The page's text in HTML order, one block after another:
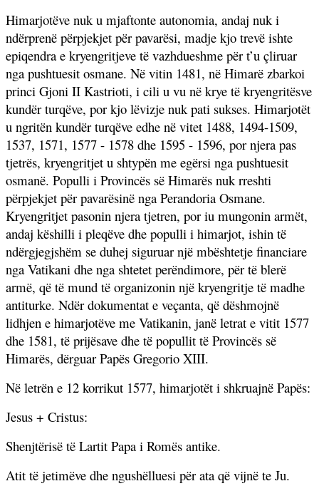
Himarjotëve nuk u mjaftonte autonomia, andaj nuk i
ndërprenë përpjekjet për pavarësi, madje kjo trevë ishte
epiqendra e kryengritjeve të vazhdueshme për t’u çliruar
nga pushtuesit osmane. Në vitin 1481, në Himarë zbarkoi
princi Gjoni II Kastrioti, i cili u vu në krye të kryengritësve
kundër turqëve, por kjo lëvizje nuk pati sukses. Himarjotët
u ngritën kundër turqëve edhe në vitet 1488, 1494-1509,
1537, 1571, 1577 - 1578 dhe 1595 - 1596, por njera pas
tjetrës, kryengritjet u shtypën me egërsi nga pushtuesit
osmanë. Populli i Provincës së Himarës nuk rreshti
përpjekjet për pavarësinë nga Perandoria Osmane.
Kryengritjet pasonin njera tjetren, por iu mungonin armët,
andaj këshilli i pleqëve dhe populli i himarjot, ishin të
ndërgjegjshëm se duhej siguruar një mbështetje financiare
nga Vatikani dhe nga shtetet perëndimore, për të blerë
armë, që të mund të organizonin një kryengritje të madhe
antiturke. Ndër dokumentat e veçanta, që dëshmojnë
lidhjen e himarjotëve me Vatikanin, janë letrat e vitit 1577
dhe 1581, të prijësave dhe të popullit të Provincës së
Himarës, dërguar Papës Gregorio XIII.
Në letrën e 12 korrikut 1577, himarjotët i shkruajnë Papës:
Jesus + Cristus:
Shenjtërisë të Lartit Papa i Romës antike.
Atit të jetimëve dhe ngushëlluesi për ata që vijnë te Ju.